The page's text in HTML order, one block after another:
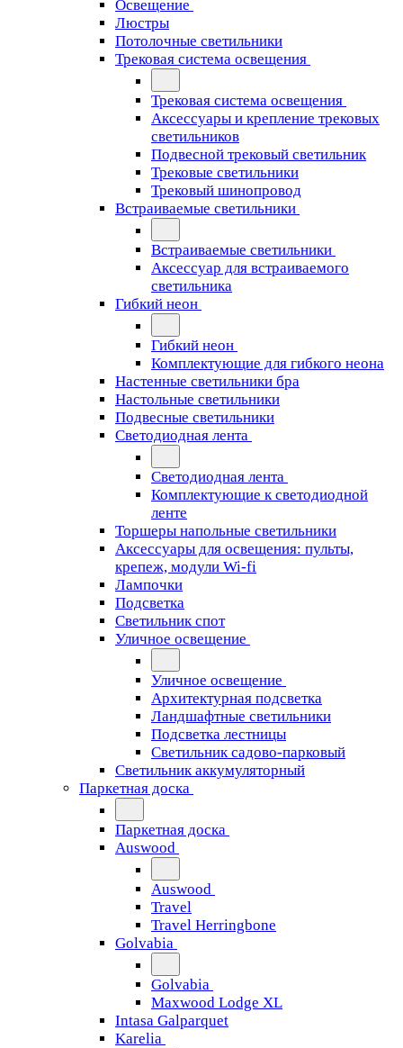
Освещение
Люстры
Потолочные светильники
Трековая система освещения
Трековая система освещения
Аксессуары и крепление трековых
светильников
Подвесной трековый светильник
Трековые светильники
Трековый шинопровод
Встраиваемые светильники
Встраиваемые светильники
Аксессуар для встраиваемого
светильника
Гибкий неон
Гибкий неон
Комплектующие для гибкого неона
Настенные светильники бра
Настольные светильники
Подвесные светильники
Светодиодная лента
Светодиодная лента
Комплектующие к светодиодной
ленте
Торшеры напольные светильники
Аксессуары для освещения: пульты,
крепеж, модули Wi-fi
Лампочки
Подсветка
Светильник спот
Уличное освещение
Уличное освещение
Архитектурная подсветка
Ландшафтные светильники
Подсветка лестницы
Светильник садово-парковый
Светильник аккумуляторный
Паркетная доска
Паркетная доска
Auswood
Auswood
Travel
Travel Herringbone
Golvabia
Golvabia
Maxwood Lodge XL
Intasa Galparquet
Karelia